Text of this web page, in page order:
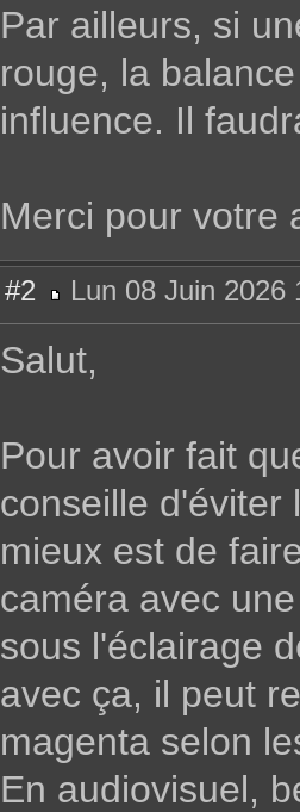
Par ailleurs, si
rouge, la
influence. Il
Merci pour votre
#2
e
Lun 08 Juin 2026
Salut,
Pour avoir fait
conseille d'éviter
mieux est de
caméra avec
sous l'éclairage
avec ça, il peut
magenta selon
En audiovisuel,